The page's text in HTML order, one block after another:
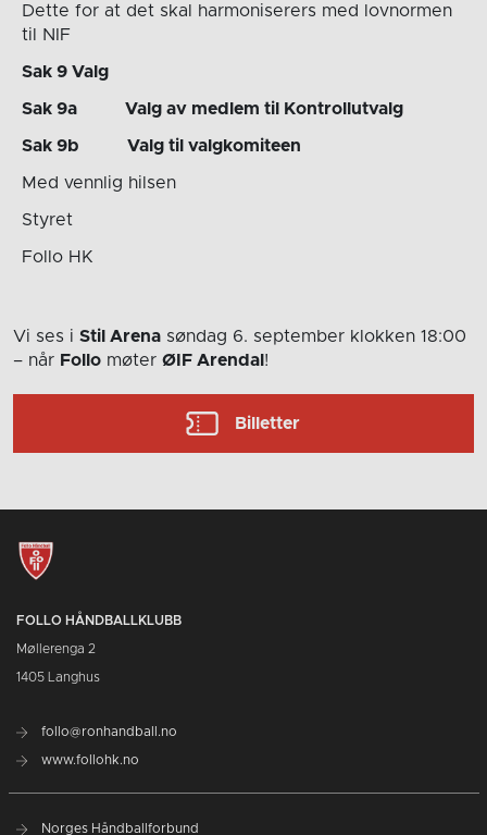
Dette for at det skal harmoniserers med lovnormen
til NIF
Sak 9 Valg
Sak 9a Valg av medlem til Kontrollutvalg
Sak 9b Valg til valgkomiteen
Med vennlig hilsen
Styret
Follo HK
Vi ses i Stil Arena søndag 6. september klokken 18:00
– når Follo møter ØIF Arendal !
Billetter
FOLLO HÅNDBALLKLUBB
Møllerenga 2
1405 Langhus
follo@ronhandball.no
www.follohk.no
Norges Håndballforbund